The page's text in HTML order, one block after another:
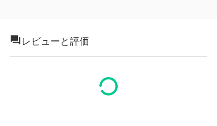
レビューと評価